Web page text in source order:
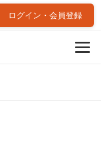
ログイン・会員登録